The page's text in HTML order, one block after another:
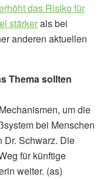
das Risiko für
stärkerals bei
anderen aktuellen
Thema sollten
um die
bei Menschen
Dr. Schwarz. Die
für künftige
weiter. (as)